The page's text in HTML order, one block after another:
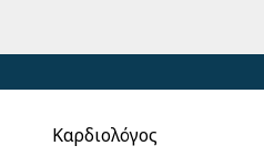
Καρδιολόγος